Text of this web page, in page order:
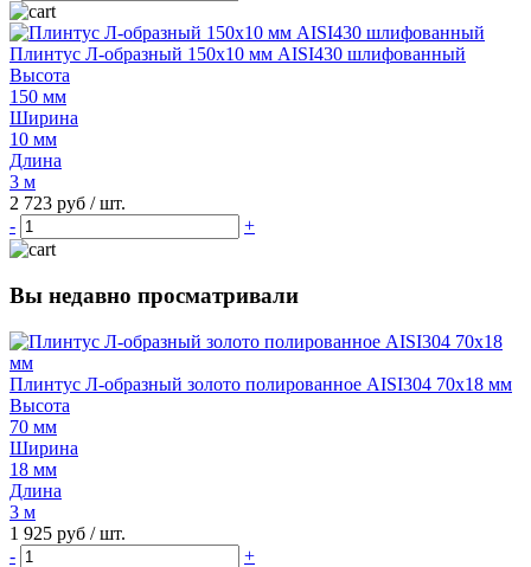
Плинтус Л-образный 150х10 мм AISI430 шлифованный
Высота
150 мм
Ширина
10 мм
Длина
3 м
2 723 руб / шт.
-
+
Вы недавно просматривали
Плинтус Л-образный золото полированное AISI304 70х18 мм
Высота
70 мм
Ширина
18 мм
Длина
3 м
1 925 руб / шт.
-
+